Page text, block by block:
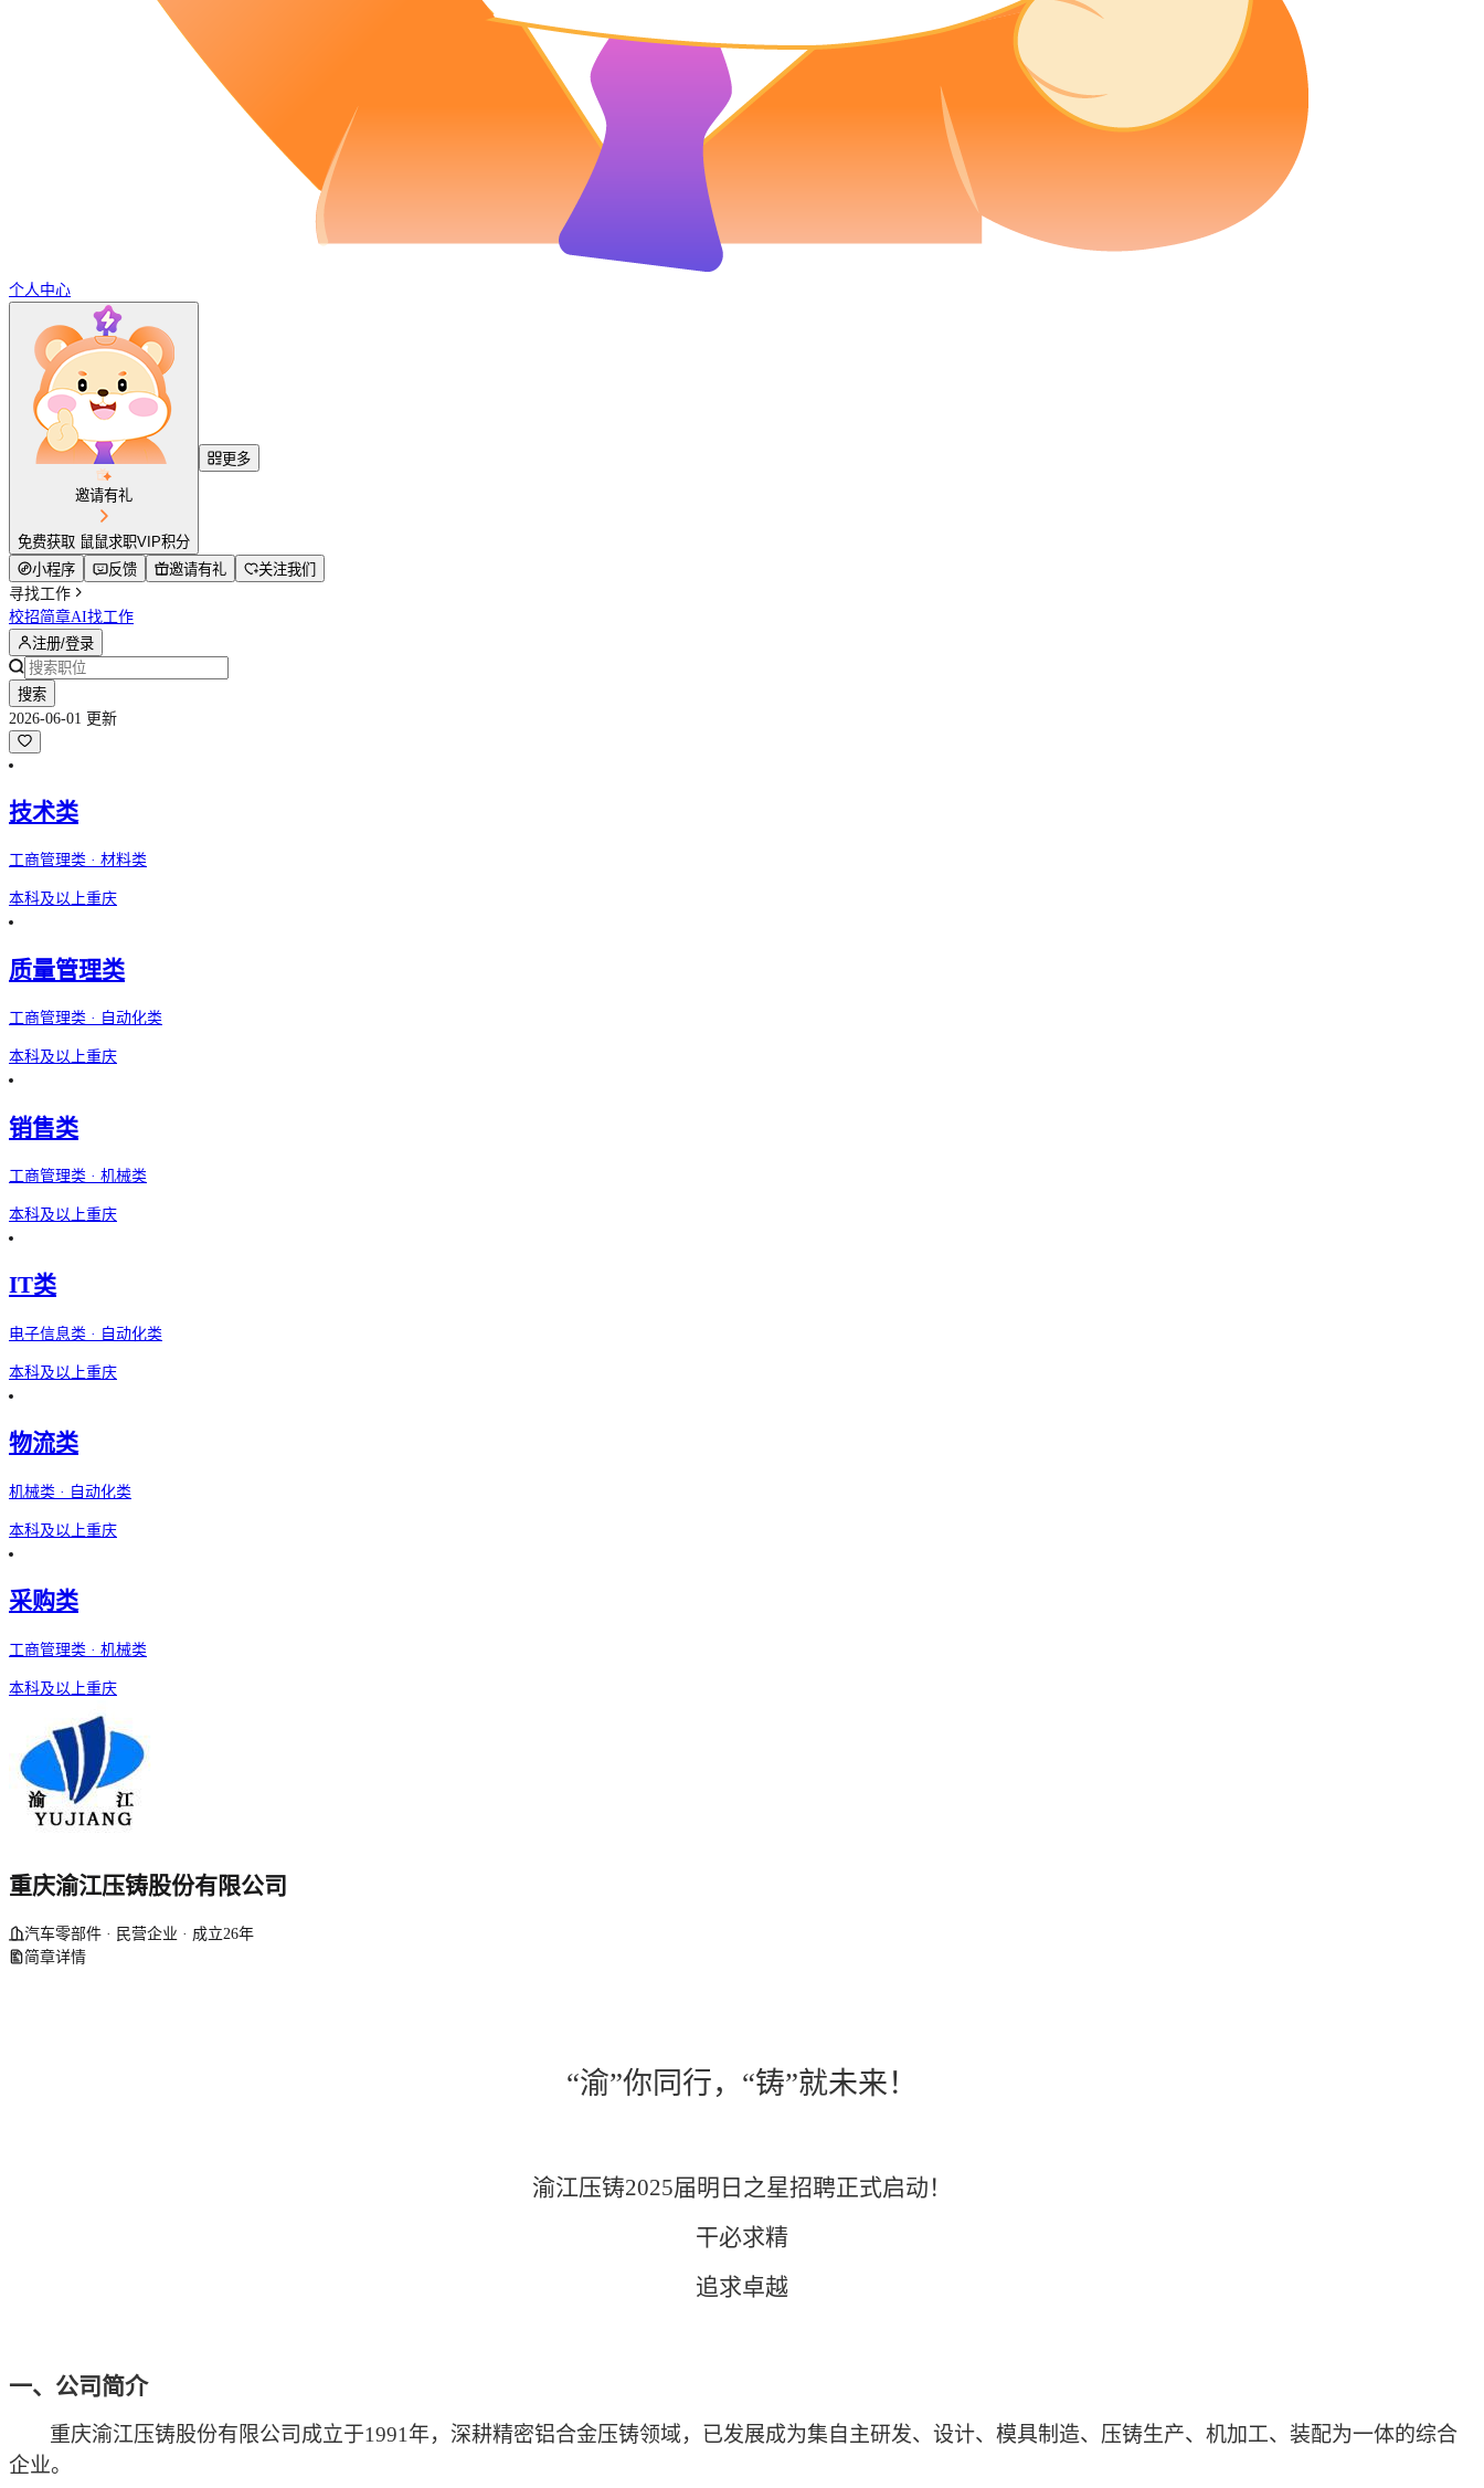
个人中心
邀请有礼
免费获取 鼠鼠求职VIP积分
更多
小程序 反馈 邀请有礼
关注我们
寻找工作
校招简章AI找工作
注册/登录
搜索
2026-06-01 更新
技术类
工商管理类 · 材料类
本科及以上重庆
质量管理类
工商管理类 · 自动化类
本科及以上重庆
销售类
工商管理类 · 机械类
本科及以上重庆
IT类
电子信息类 · 自动化类
本科及以上重庆
物流类
机械类 · 自动化类
本科及以上重庆
采购类
工商管理类 · 机械类
本科及以上重庆
重庆渝江压铸股份有限公司
汽车零部件 · 民营企业 · 成立26年
简章详情
“渝”你同行，“铸”就未来！
渝江压铸2025届明日之星招聘正式启动！
干必求精
追求卓越
一、公司简介
重庆渝江压铸股份有限公司成立于1991年，深耕精密铝合金压铸领域，已发展成为集自主研发、设计、模具制造、压铸生产、机加工、装配为一体的综合
企业。